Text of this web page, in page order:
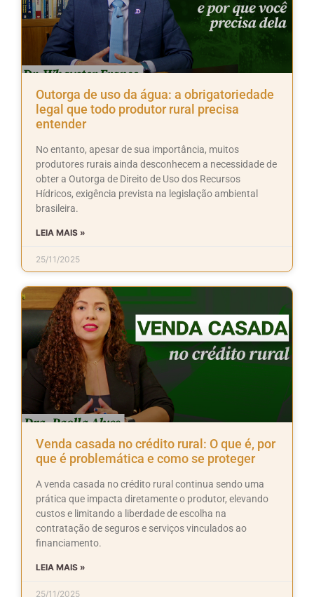
Outorga de uso da água: a obrigatoriedade
legal que todo produtor rural precisa
entender
No entanto, apesar de sua importância, muitos
produtores rurais ainda desconhecem a necessidade de
obter a Outorga de Direito de Uso dos Recursos
Hídricos, exigência prevista na legislação ambiental
brasileira.
LEIA MAIS »
25/11/2025
Venda casada no crédito rural: O que é, por
que é problemática e como se proteger
A venda casada no crédito rural continua sendo uma
prática que impacta diretamente o produtor, elevando
custos e limitando a liberdade de escolha na
contratação de seguros e serviços vinculados ao
financiamento.
LEIA MAIS »
25/11/2025